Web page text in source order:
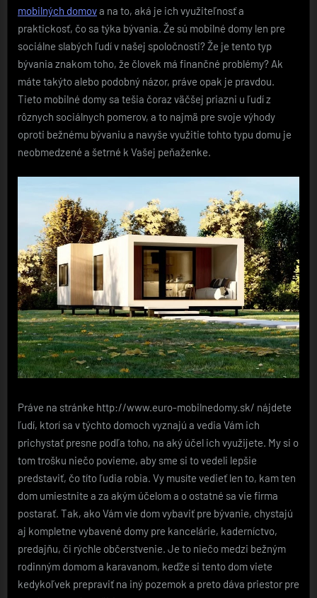
mobilných domova na to, aká je ich využiteľnosť a
praktickosť, čo sa týka bývania. Že sú mobilné domy len pre
sociálne slabých ľudí v našej spoločnosti? Že je tento typ
bývania znakom toho, že človek má finančné problémy? Ak
máte takýto alebo podobný názor, práve opak je pravdou.
Tieto mobilné domy sa tešia čoraz väčšej priazni u ľudí z
rôznych sociálnych pomerov, a to najmä pre svoje výhody
oproti bežnému bývaniu a navyše využitie tohto typu domu je
neobmedzené a šetrné k Vašej peňaženke.
Práve na stránke http://www.euro-mobilnedomy.sk/ nájdete
ľudí, ktorí sa v týchto domoch vyznajú a vedia Vám ich
prichystať presne podľa toho, na aký účel ich využijete. My si o
tom trošku niečo povieme, aby sme si to vedeli lepšie
predstaviť, čo títo ľudia robia. Vy musíte vedieť len to, kam ten
dom umiestnite a za akým účelom a o ostatné sa vie firma
postarať. Tak, ako Vám vie dom vybaviť pre bývanie, chystajú
aj kompletne vybavené domy pre kancelárie, kaderníctvo,
predajňu, či rýchle občerstvenie. Je to niečo medzi bežným
rodinným domom a karavanom, keďže si tento dom viete
kedykoľvek prepraviť na iný pozemok a preto dáva priestor pre